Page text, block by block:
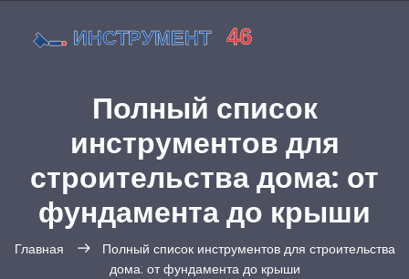
Полный список
инструментов для
строительства дома: от
фундамента до крыши
Главная
Полный список инструментов для строительства
дома: от фундамента до крыши